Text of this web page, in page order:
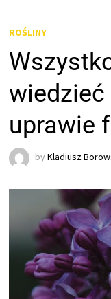
ROŚLINY
uprawie
byKladiusz